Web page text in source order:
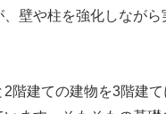
壁や柱を強化しながら
2階建ての建物を3階建